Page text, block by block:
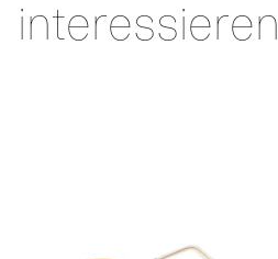
interessieren